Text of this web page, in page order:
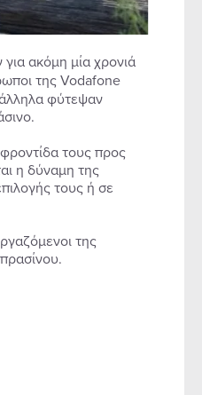
ακόμη μία χρονιά
της Vodafone
φύτεψαν
τους προς
η δύναμη της
τους ή σε
της